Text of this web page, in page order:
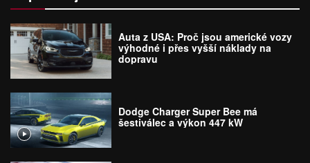
Auta z USA: Proč jsou americké vozy
výhodné i přes vyšší náklady na
dopravu
Dodge Charger Super Bee má
šestiválec a výkon 447 kW